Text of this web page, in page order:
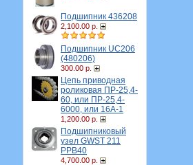
Подшипник 436208
2,100.00 р.
Подшипник UC206
(480206)
300.00 р.
Цепь приводная
роликовая ПР-25,4-
60, или ПР-25,4-
6000, или 16A-1
1,200.00 р.
Подшипниковый
узел GWST 211
PPB40
4,700.00 р.